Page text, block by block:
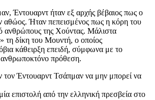
Έντουαρντ ήταν εξ αρχής βέβαιος πως ο
αθώος. Ήταν πεπεισμένος πως η κόρη του
ανθρώπους της Χούντας. Μάλιστα
τη δίκη του Μουντή, ο οποίος
κάθειρξη επειδή, σύμφωνα με το
ανθρωποκτόνο πρόθεση.
τον Έντουαρντ Τσάπμαν να μην μπορεί να
επιστολή από την ελληνική πρεσβεία στο